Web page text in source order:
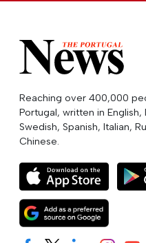
Reaching over 400,000
Portugal, written in
Swedish, Spanish, Italian,
Chinese.